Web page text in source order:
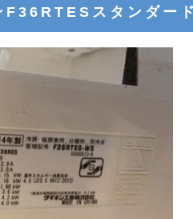
F36RTESスタンダ